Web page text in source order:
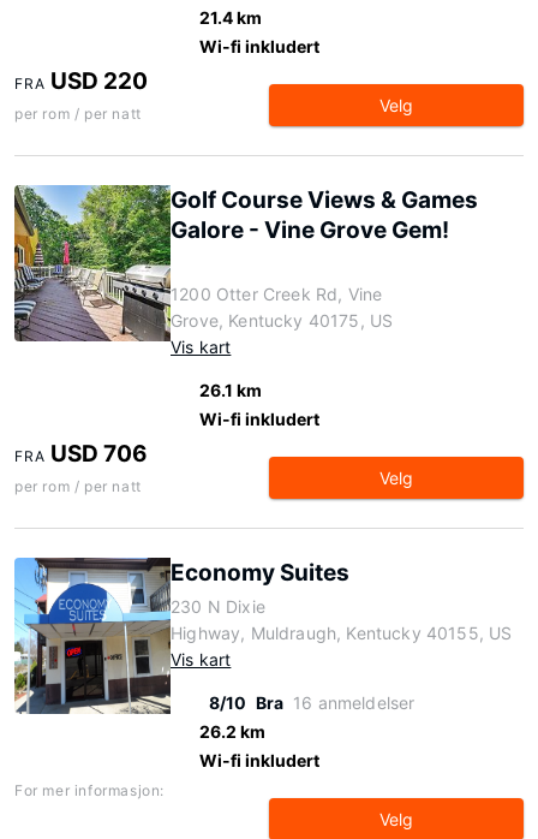
21.4 km
Wi-fi inkludert
FRA USD 220
per rom / per natt Velg
Golf Course Views & Games
Galore - Vine Grove Gem!
1200 Otter Creek Rd, Vine
Grove, Kentucky 40175, US
Vis kart
26.1 km
Wi-fi inkludert
FRA USD 706
per rom / per natt Velg
Economy Suites
230 N Dixie
Highway, Muldraugh, Kentucky 40155, US
Vis kart
8/10 Bra 16 anmeldelser
26.2 km
Wi-fi inkludert
For mer informasjon:
Velg